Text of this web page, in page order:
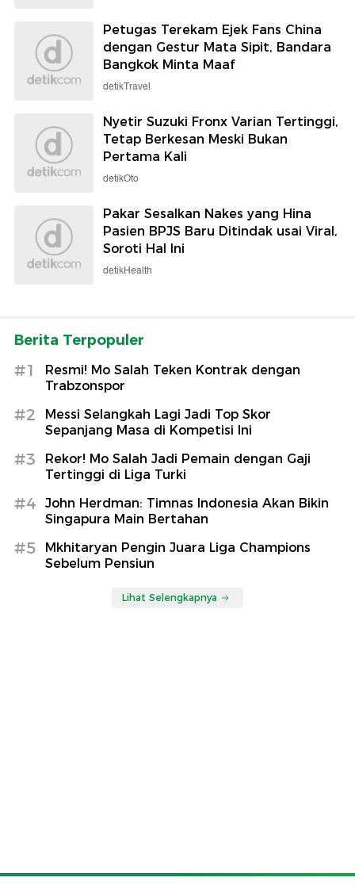
Petugas Terekam Ejek Fans China
dengan Gestur Mata Sipit, Bandara
Bangkok Minta Maaf
detikTravel
Nyetir Suzuki Fronx Varian Tertinggi,
Tetap Berkesan Meski Bukan
Pertama Kali
detikOto
Pakar Sesalkan Nakes yang Hina
Pasien BPJS Baru Ditindak usai Viral,
Soroti Hal Ini
detikHealth
Berita Terpopuler
#1
Resmi! Mo Salah Teken Kontrak dengan
Trabzonspor
#2
Messi Selangkah Lagi Jadi Top Skor
Sepanjang Masa di Kompetisi Ini
#3
Rekor! Mo Salah Jadi Pemain dengan Gaji
Tertinggi di Liga Turki
#4
John Herdman: Timnas Indonesia Akan Bikin
Singapura Main Bertahan
#5
Mkhitaryan Pengin Juara Liga Champions
Sebelum Pensiun
Lihat Selengkapnya